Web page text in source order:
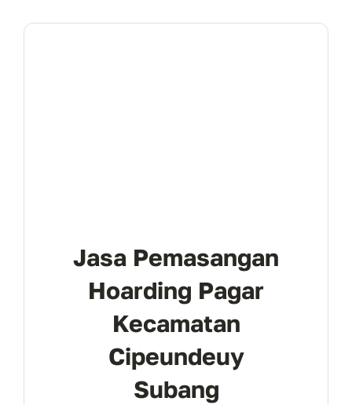
Jasa Pemasangan
Hoarding Pagar
Kecamatan
Cipeundeuy
Subang